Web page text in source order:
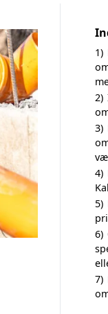
1)
2)
3)
4)
5)
6)
7)